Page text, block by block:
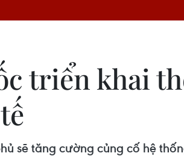
triển khai
sẽ tăng cường củng cố hệ